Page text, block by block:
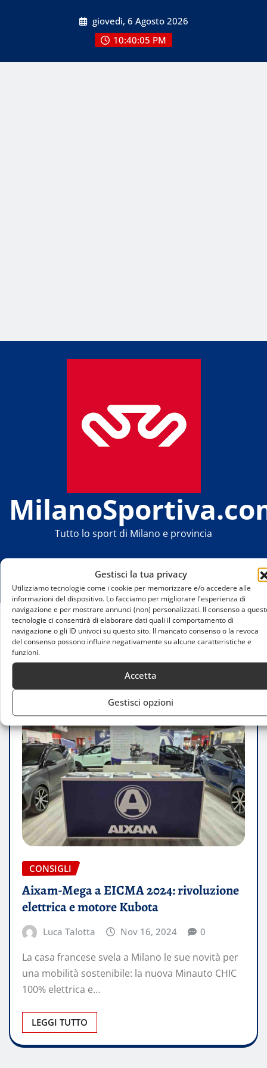
Gestisci la tua privacy
Utilizziamo tecnologie come i cookie per memorizzare e/o accedere alle
informazioni del dispositivo. Lo facciamo per migliorare l'esperienza di
navigazione e per mostrare annunci (non) personalizzati. Il consenso a
tecnologie ci consentirà di elaborare dati quali il comportamento di
navigazione o gli ID univoci su questo sito. Il mancato consenso o la revoca
del consenso possono influire negativamente su alcune caratteristiche e
funzioni.
Accetta
Gestisci opzioni
giovedì, 6 Agosto 2026
10:40:05 PM
Tutto lo sport di Milano e provincia
Home
Aixam-Mega a EICMA 2024: rivoluzione elettrica e
motore Kubota
CONSIGLI
Aixam-Mega a EICMA 2024: rivoluzione
elettrica e motore Kubota
Luca Talotta Nov 16, 2024 0
La casa francese svela a Milano le sue novità per
una mobilità sostenibile: la nuova Minauto CHIC
100% elettrica e…
LEGGI TUTTO